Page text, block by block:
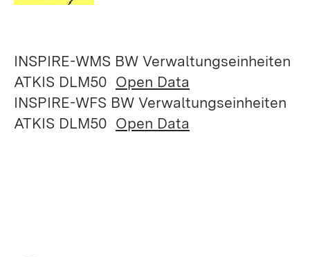
INSPIRE-WMS BW Verwaltungseinheiten
ATKIS DLM50 Open Data
INSPIRE-WFS BW Verwaltungseinheiten
ATKIS DLM50 Open Data